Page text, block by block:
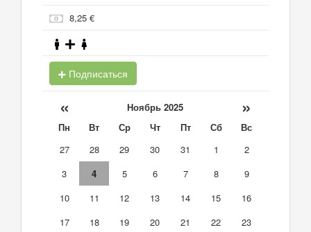
8,25 €
Подписаться
« Ноябрь 2025 »
Пн Вт Ср Чт Пт Сб
Вс
27
28 29 30 31 1
2
3
4 5 6 7 8
9
10
11 12 13 14 15
16
17
18 19 20 21 22
23